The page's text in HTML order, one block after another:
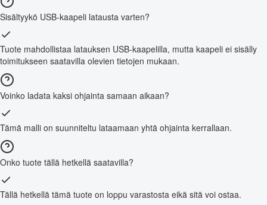
Sisältyykö USB-kaapeli latausta varten?
Tuote mahdollistaa latauksen USB-kaapelilla, mutta kaapeli ei sisälly
toimitukseen saatavilla olevien tietojen mukaan.
Voinko ladata kaksi ohjainta samaan aikaan?
Tämä malli on suunniteltu lataamaan yhtä ohjainta kerrallaan.
Onko tuote tällä hetkellä saatavilla?
Tällä hetkellä tämä tuote on loppu varastosta eikä sitä voi ostaa.